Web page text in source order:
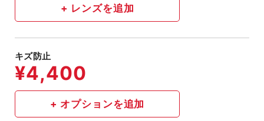
キズ防止